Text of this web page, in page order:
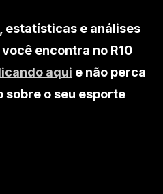
estatísticas e análises
encontra no R10
aqui e não perca
sobre o seu esporte